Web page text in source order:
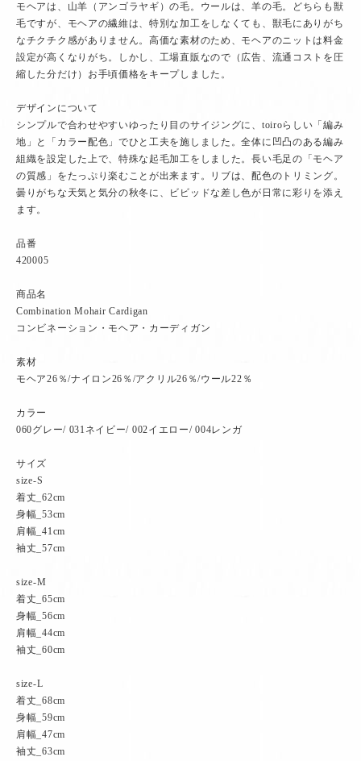
モヘアは、山羊（アンゴラヤギ）の毛。ウールは、羊の毛。どちらも獣
毛ですが、モヘアの繊維は、特別な加工をしなくても、獣毛にありがち
なチクチク感がありません。高価な素材のため、モヘアのニットは料金
設定が高くなりがち。しかし、工場直販なので（広告、流通コストを圧
縮した分だけ）お手頃価格をキープしました。
デザインについて
シンプルで合わせやすいゆったり目のサイジングに、toiroらしい「編み
地」と「カラー配色」でひと工夫を施しました。全体に凹凸のある編み
組織を設定した上で、特殊な起毛加工をしました。長い毛足の「モヘア
の質感」をたっぷり楽むことが出来ます。リブは、配色のトリミング。
曇りがちな天気と気分の秋冬に、ビビッドな差し色が日常に彩りを添え
ます。
品番
420005
商品名
Combination Mohair Cardigan
コンビネーション・モヘア・カーディガン
素材
モヘア26％/ナイロン26％/アクリル26％/ウール22％
カラー
060グレー/ 031ネイビー/ 002イエロー/ 004レンガ
サイズ
size-S
着丈_62cm
身幅_53cm
肩幅_41cm
袖丈_57cm
size-M
着丈_65cm
身幅_56cm
肩幅_44cm
袖丈_60cm
size-L
着丈_68cm
身幅_59cm
肩幅_47cm
袖丈_63cm